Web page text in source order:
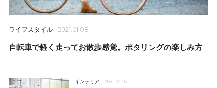
ライフスタイル 2021.01.08
自転車で軽く走ってお散歩感覚。ポタリングの楽しみ方
インテリア 2021.01.05